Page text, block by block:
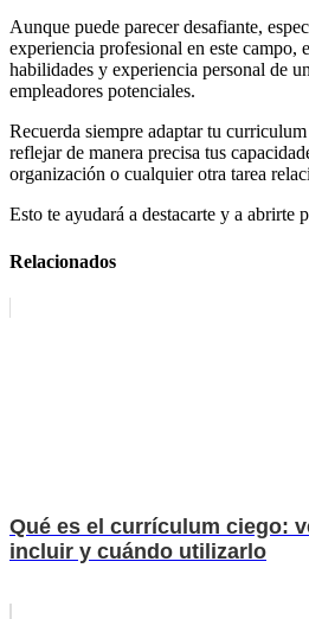
Aunque puede parecer desafiante,
experiencia profesional en este campo,
habilidades y experiencia personal de
empleadores potenciales.
Recuerda siempre adaptar tu
reflejar de manera precisa tus
organización o cualquier otra tarea
Esto te ayudará a destacarte y a abrirte
Relacionados
Qué es el currículum ciego:
incluir y cuándo utilizarlo